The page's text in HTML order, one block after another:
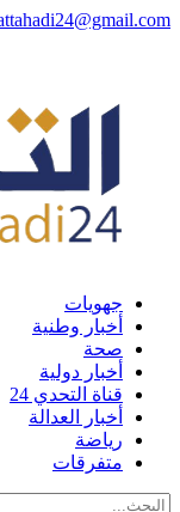
جهويات
أخبار وطنية
صحة
أخبار دولية
قناة التحدي 24
أخبار العدالة
رياضة
متفرقات